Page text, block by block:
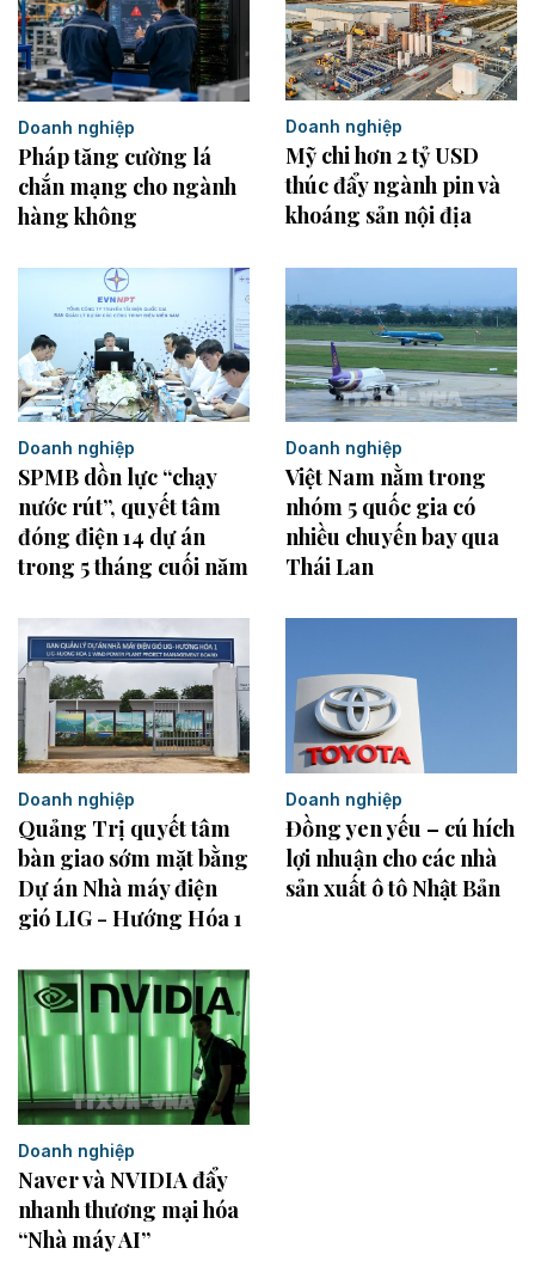
Doanh nghiệp
Pháp tăng cường lá
chắn mạng cho ngành
hàng không
Doanh nghiệp
Mỹ chi hơn 2 tỷ USD
thúc đẩy ngành pin và
khoáng sản nội địa
Doanh nghiệp
SPMB dồn lực “chạy
nước rút”, quyết tâm
đóng điện 14 dự án
trong 5 tháng cuối năm
Doanh nghiệp
Việt Nam nằm trong
nhóm 5 quốc gia có
nhiều chuyến bay qua
Thái Lan
Doanh nghiệp
Quảng Trị quyết tâm
bàn giao sớm mặt bằng
Dự án Nhà máy điện
gió LIG - Hướng Hóa 1
Doanh nghiệp
Đồng yen yếu – cú hích
lợi nhuận cho các nhà
sản xuất ô tô Nhật Bản
Doanh nghiệp
Naver và NVIDIA đẩy
nhanh thương mại hóa
“Nhà máy AI”